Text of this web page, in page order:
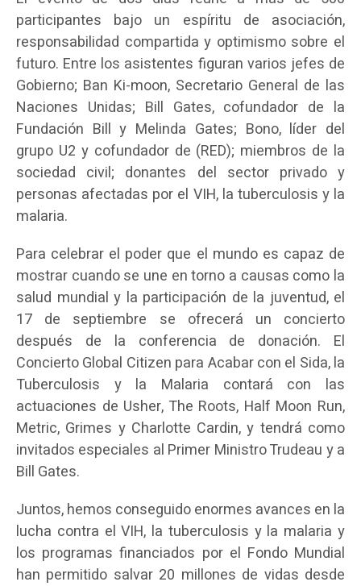
participantes bajo un espíritu de asociación,
responsabilidad compartida y optimismo sobre el
futuro. Entre los asistentes figuran varios jefes de
Gobierno; Ban Ki-moon, Secretario General de las
Naciones Unidas; Bill Gates, cofundador de la
Fundación Bill y Melinda Gates; Bono, líder del
grupo U2 y cofundador de (RED); miembros de la
sociedad civil; donantes del sector privado y
personas afectadas por el VIH, la tuberculosis y la
malaria.
Para celebrar el poder que el mundo es capaz de
mostrar cuando se une en torno a causas como la
salud mundial y la participación de la juventud, el
17 de septiembre se ofrecerá un concierto
después de la conferencia de donación. El
Concierto Global Citizen para Acabar con el Sida, la
Tuberculosis y la Malaria contará con las
actuaciones de Usher, The Roots, Half Moon Run,
Metric, Grimes y Charlotte Cardin, y tendrá como
invitados especiales al Primer Ministro Trudeau y a
Bill Gates.
Juntos, hemos conseguido enormes avances en la
lucha contra el VIH, la tuberculosis y la malaria y
los programas financiados por el Fondo Mundial
han permitido salvar 20 millones de vidas desde